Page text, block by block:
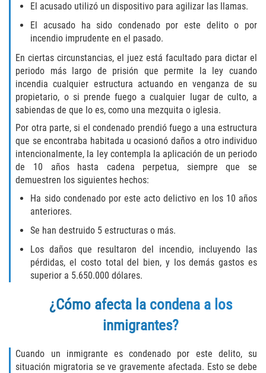
Fraude del Bienestar Público
Fraude Del Seguro De Desempleo
Fraude Inmobiliario
Práctica No Autorizada de la
Medicina
Delitos de Hurto
Hurto en Tiendas
Recepción de Propiedad Robada
Robo
Robo 459 PC
Robo de Caja Fuerte
Hurto Mayor
El acusado utilizó un dispositivo para agilizar las llamas.
El acusado ha sido condenado por este delito o por
incendio imprudente en el pasado.
En ciertas circunstancias, el juez está facultado para dictar el
periodo más largo de prisión que permite la ley cuando
incendia cualquier estructura actuando en venganza de su
propietario, o si prende fuego a cualquier lugar de culto, a
sabiendas de que lo es, como una mezquita o iglesia.
Por otra parte, si el condenado prendió fuego a una estructura
que se encontraba habitada u ocasionó daños a otro individuo
intencionalmente, la ley contempla la aplicación de un periodo
de 10 años hasta cadena perpetua, siempre que se
demuestren los siguientes hechos:
Ha sido condenado por este acto delictivo en los 10 años
anteriores.
Se han destruido 5 estructuras o más.
Los daños que resultaron del incendio, incluyendo las
pérdidas, el costo total del bien, y los demás gastos es
superior a 5.650.000 dólares.
¿Cómo afecta la condena a los
inmigrantes?
Cuando un inmigrante es condenado por este delito, su
situación migratoria se ve gravemente afectada. Esto se debe